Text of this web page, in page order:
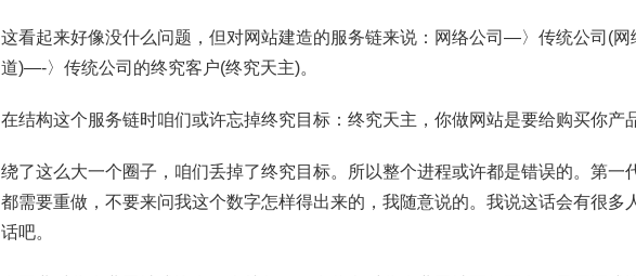
这看起来好像没什么问题，但对网站建造的服务链来说：网络公司—〉传统公司(
道)—-〉传统公司的终究客户(终究天主)。
在结构这个服务链时咱们或许忘掉终究目标：终究天主，你做网站是要给购买你产
绕了这么大一个圈子，咱们丢掉了终究目标。所以整个进程或许都是错误的。第一
都需要重做，不要来问我这个数字怎样得出来的，我随意说的。我说这话会有很多
话吧。